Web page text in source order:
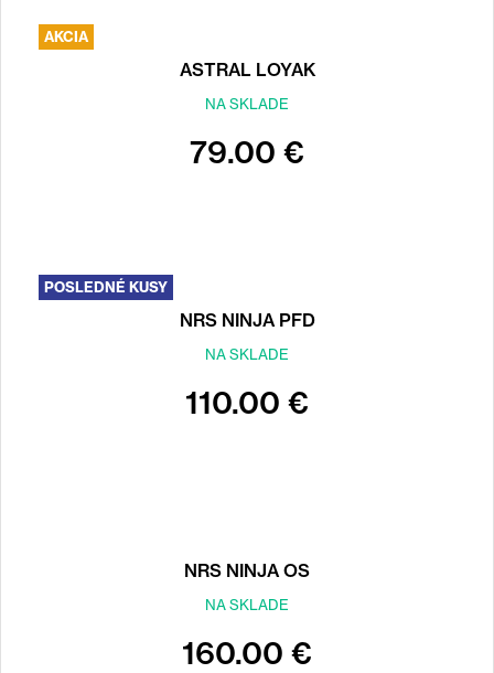
AKCIA
ASTRAL LOYAK
NA SKLADE
79.00 €
POSLEDNÉ KUSY
NRS NINJA PFD
NA SKLADE
110.00 €
NRS NINJA OS
NA SKLADE
160.00 €